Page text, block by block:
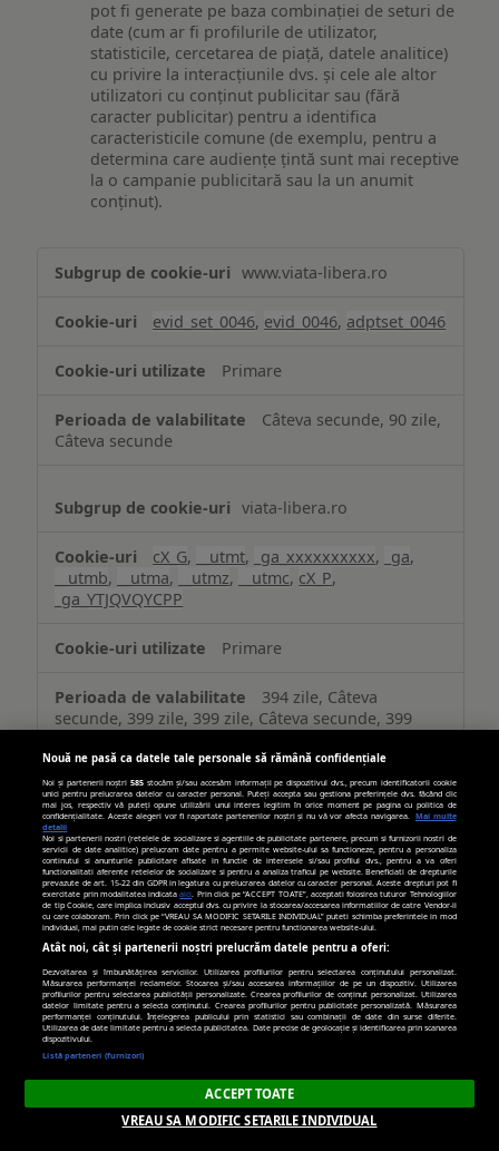
pot fi generate pe baza combinației de seturi de
date (cum ar fi profilurile de utilizator,
statisticile, cercetarea de piață, datele analitice)
cu privire la interacțiunile dvs. și cele ale altor
utilizatori cu conținut publicitar sau (fără
caracter publicitar) pentru a identifica
caracteristicile comune (de exemplu, pentru a
determina care audiențe țintă sunt mai receptive
la o campanie publicitară sau la un anumit
conținut).
www.viata-libera.ro
evid_set_0046, evid_0046, adptset_0046
Primare
Câteva secunde, 90 zile,
Câteva secunde
viata-libera.ro
cX_G, __utmt, _ga_xxxxxxxxxx, _ga,
__utmb, __utma, __utmz, __utmc, cX_P,
_ga_YTJQVQYCPP
Primare
394 zile, Câteva
secunde, 399 zile, 399 zile, Câteva secunde, 399
adtlgc.com
evid_0046
Terț
540 zile
trafic.ro
Terț
Nouă ne pasă ca datele tale personale să rămână confidențiale
Noi și partenerii noștri585 stocăm și/sau accesăm informații pe dispozitivul dvs., precum identificatorii cookie
unici pentru prelucrarea datelor cu caracter personal. Puteți accepta sau gestiona preferințele dvs. făcând clic
mai jos, respectiv vă puteți opune utilizării unui interes legitim în orice moment pe pagina cu politica de
confidențialitate. Aceste alegeri vor fi raportate partenerilor noștri și nu vă vor afecta navigarea.
Mai multe
detalii
Noi si partenerii nostri (retelele de socializare si agentiile de publicitate partenere, precum si furnizorii nostri de
servicii de date analitice) prelucram date pentru a permite website-ului sa functioneze, pentru a personaliza
continutul si anunturile publicitare afisate in functie de interesele si/sau profilul dvs., pentru a va oferi
functionalitati aferente retelelor de socializare si pentru a analiza traficul pe website. Beneficiati de drepturile
prevazute de art. 15-22 din GDPR in legatura cu prelucrarea datelor cu caracter personal. Aceste drepturi pot fi
exercitate prin modalitatea indicataaici . Prin click pe “ACCEPT TOATE”, acceptati folosirea tuturor Tehnologiilor
de tip Cookie, care implica inclusiv acceptul dvs. cu privire la stocarea/accesarea informatiilor de catre Vendor-ii
cu care colaboram. Prin click pe “VREAU SA MODIFIC SETARILE INDIVIDUAL” puteti schimba preferintele in mod
individual, mai putin cele legate de cookie strict necesare pentru functionarea website-ului.
Atât noi, cât și partenerii noștri prelucrăm datele pentru a oferi:
Dezvoltarea și îmbunătățirea serviciilor. Utilizarea profilurilor pentru selectarea conținutului personalizat.
Măsurarea performanței reclamelor. Stocarea și/sau accesarea informațiilor de pe un dispozitiv. Utilizarea
profilurilor pentru selectarea publicității personalizate. Crearea profilurilor de conținut personalizat. Utilizarea
datelor limitate pentru a selecta conținutul. Crearea profilurilor pentru publicitate personalizată. Măsurarea
performanței conținutului. Înțelegerea publicului prin statistici sau combinații de date din surse diferite.
Utilizarea de date limitate pentru a selecta publicitatea. Date precise de geolocație și identificarea prin scanarea
dispozitivului.
Listă parteneri (furnizori)
ACCEPT TOATE
VREAU SA MODIFIC SETARILE INDIVIDUAL